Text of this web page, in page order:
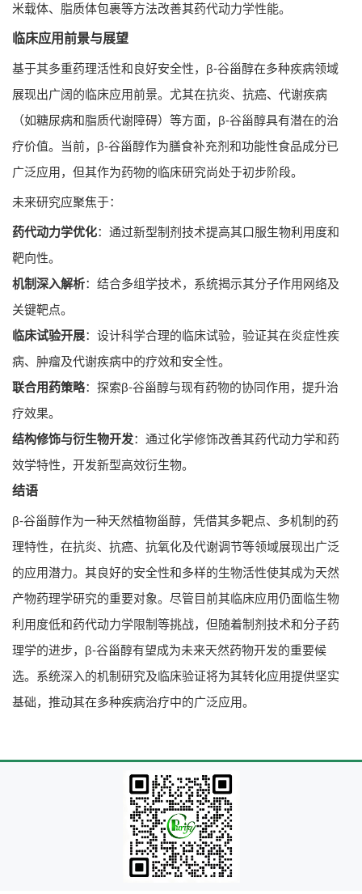
米载体、脂质体包裹等方法改善其药代动力学性能。
临床应用前景与展望
基于其多重药理活性和良好安全性，β-谷甾醇在多种疾病领域
展现出广阔的临床应用前景。尤其在抗炎、抗癌、代谢疾病
（如糖尿病和脂质代谢障碍）等方面，β-谷甾醇具有潜在的治
疗价值。当前，β-谷甾醇作为膳食补充剂和功能性食品成分已
广泛应用，但其作为药物的临床研究尚处于初步阶段。
未来研究应聚焦于：
药代动力学优化：通过新型制剂技术提高其口服生物利用度和
靶向性。
机制深入解析：结合多组学技术，系统揭示其分子作用网络及
关键靶点。
临床试验开展：设计科学合理的临床试验，验证其在炎症性疾
病、肿瘤及代谢疾病中的疗效和安全性。
联合用药策略：探索β-谷甾醇与现有药物的协同作用，提升治
疗效果。
结构修饰与衍生物开发：通过化学修饰改善其药代动力学和药
效学特性，开发新型高效衍生物。
结语
β-谷甾醇作为一种天然植物甾醇，凭借其多靶点、多机制的药
理特性，在抗炎、抗癌、抗氧化及代谢调节等领域展现出广泛
的应用潜力。其良好的安全性和多样的生物活性使其成为天然
产物药理学研究的重要对象。尽管目前其临床应用仍面临生物
利用度低和药代动力学限制等挑战，但随着制剂技术和分子药
理学的进步，β-谷甾醇有望成为未来天然药物开发的重要候
选。系统深入的机制研究及临床验证将为其转化应用提供坚实
基础，推动其在多种疾病治疗中的广泛应用。